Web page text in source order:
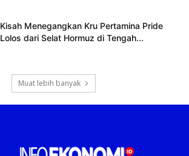
Kisah Menegangkan Kru Pertamina Pride
Lolos dari Selat Hormuz di Tengah...
Muat lebih banyak